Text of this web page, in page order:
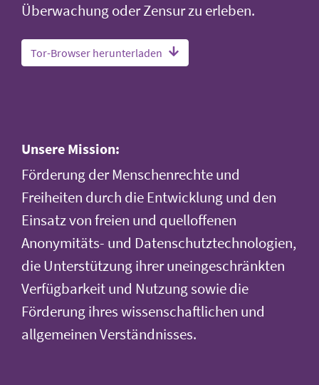
Überwachung oder Zensur zu erleben.
Tor-Browser herunterladen
Unsere Mission:
Förderung der Menschenrechte und
Freiheiten durch die Entwicklung und den
Einsatz von freien und quelloffenen
Anonymitäts- und Datenschutztechnologien,
die Unterstützung ihrer uneingeschränkten
Verfügbarkeit und Nutzung sowie die
Förderung ihres wissenschaftlichen und
allgemeinen Verständnisses.